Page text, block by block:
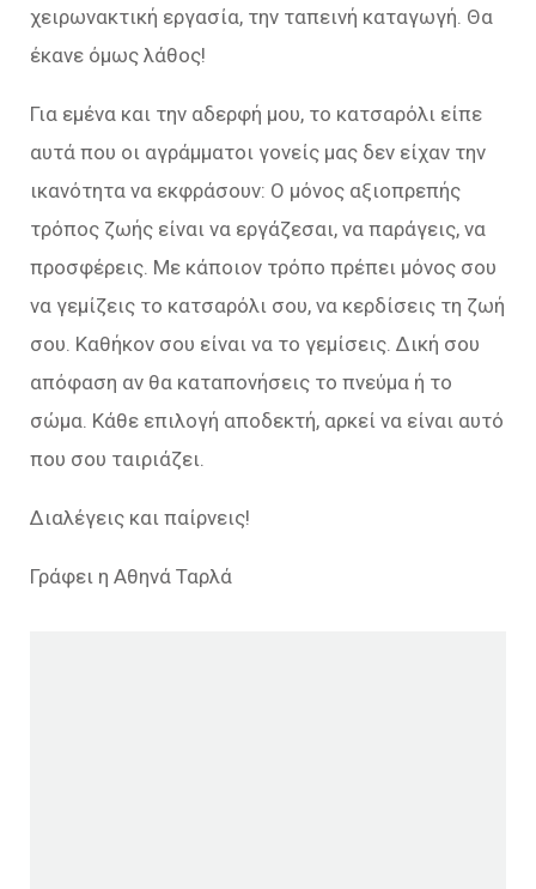
χειρωνακτική εργασία, την ταπεινή καταγωγή. Θα
έκανε όμως λάθος!
Για εμένα και την αδερφή μου, το κατσαρόλι είπε
αυτά που οι αγράμματοι γονείς μας δεν είχαν την
ικανότητα να εκφράσουν: Ο μόνος αξιοπρεπής
τρόπος ζωής είναι να εργάζεσαι, να παράγεις, να
προσφέρεις. Με κάποιον τρόπο πρέπει μόνος σου
να γεμίζεις το κατσαρόλι σου, να κερδίσεις τη ζωή
σου. Καθήκον σου είναι να το γεμίσεις. Δική σου
απόφαση αν θα καταπονήσεις το πνεύμα ή το
σώμα. Κάθε επιλογή αποδεκτή, αρκεί να είναι αυτό
που σου ταιριάζει.
Διαλέγεις και παίρνεις!
Γράφει η Αθηνά Ταρλά